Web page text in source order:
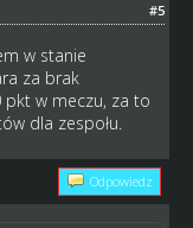
#5
w stanie
za brak
pkt w meczu, za to
dla zespołu.
Odpowiedz